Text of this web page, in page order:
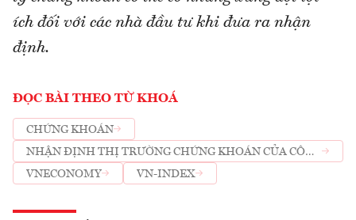
ích đối với các nhà đầu tư khi đưa ra nhận
định.
ĐỌC BÀI THEO TỪ KHOÁ
CHỨNG KHOÁN
NHẬN ĐỊNH THỊ TRƯỜNG CHỨNG KHOÁN CỦA CÔNG
TY CHỨNG KHOÁN
VNECONOMY VN-INDEX